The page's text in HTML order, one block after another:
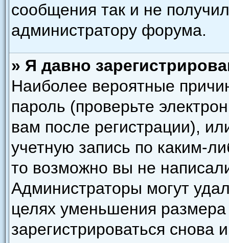
сообщения так и не
администратору форума.
» Я давно
Наиболее вероятные
пароль (проверьте
вам после регистрации),
учетную запись по каким-
то возможно вы не
Администраторы могут
целях уменьшения
зарегистрироваться снова